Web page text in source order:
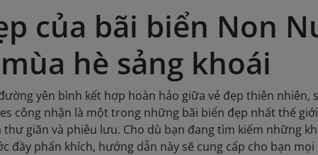
của bãi biển Non
hè sảng khoái
yên bình kết hợp hoàn hảo giữa vẻ đẹp thiên nhiên,
công nhận là một trong những bãi biển đẹp nhất thế
giãn và phiêu lưu. Cho dù bạn đang tìm kiếm những
đầy phấn khích, hướng dẫn này sẽ cung cấp cho bạn